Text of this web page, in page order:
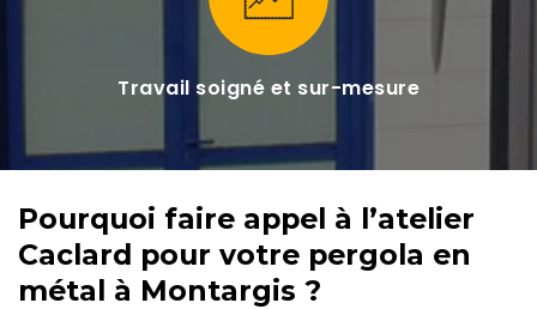
Travail soigné et sur-mesure
Pourquoi faire appel à l’atelier
Caclard pour votre pergola en
métal à Montargis ?